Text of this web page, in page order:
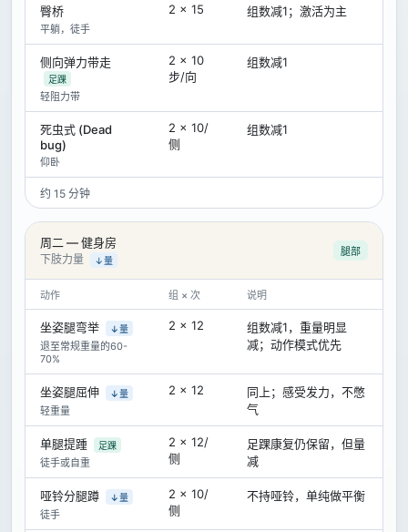
臀桥
平躺，徒手
2 × 15 组数减1；激活为主
侧向弹力带走
足踝
轻阻力带
2 × 10
步/向
组数减1
死虫式 (Dead
bug)
仰卧
2 × 10/
侧
组数减1
约 15 分钟
周二 — 健身房
下肢力量 ↓量
腿部
动作 组 × 次 说明
坐姿腿弯举 ↓量
退至常规重量的60-
70%
2 × 12
组数减1，重量明显
减；动作模式优先
坐姿腿屈伸 ↓量
轻重量
2 × 12
同上；感受发力，不憋
气
单腿提踵 足踝
徒手或自重
2 × 12/
侧
足踝康复仍保留，但量
减
哑铃分腿蹲 ↓量
徒手
2 × 10/
侧
不持哑铃，单纯做平衡